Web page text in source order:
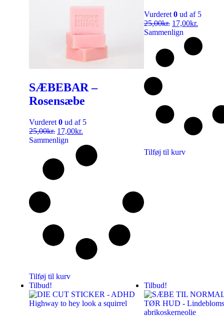
SÆBEBAR –
Rosensæbe
Vurderet 0 ud af 5
25,00kr. 17,00kr.
Sammenlign
Tilføj til kurv
Vurderet 0 ud af 5
25,00kr. 17,00kr.
Sammenlign
Tilføj til kurv
Tilbud! Tilbud!